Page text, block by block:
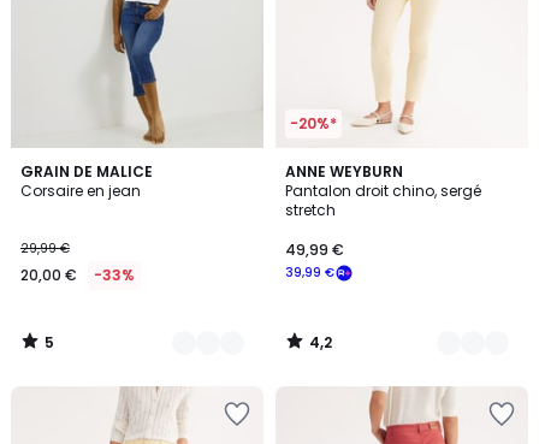
GRAIN DE MALICE
Corsaire en jean
29,99 €
20,00 € -33%
5
/
2
Couleurs
5
/
-20%*
ANNE WEYBURN
Pantalon droit chino, sergé
stretch
39,99 €
49,99 €
4,2
/ 5
2
Couleurs
4,2
/